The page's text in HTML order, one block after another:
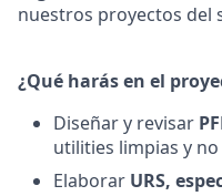
nuestros proyectos del
¿Qué harás en el
Diseñar y revisar
utilities limpias y
Elaborar URS,